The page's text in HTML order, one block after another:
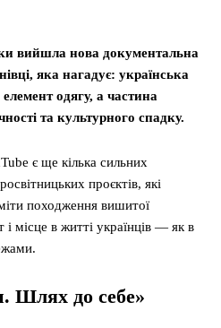
вийшла нова документальна
яка нагадує: українська
одягу, а частина
та культурного спадку.
є ще кілька сильних
проєктів, які
походження вишитої
і місце в житті українців — як в
Шлях до себе»